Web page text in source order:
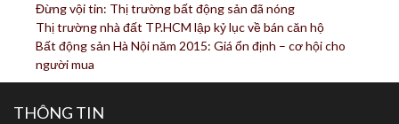
Đừng vội tin: Thị trường bất động sản đã nóng
Thị trường nhà đất TP.HCM lập kỷ lục về bán căn hộ
Bất động sản Hà Nội năm 2015: Giá ổn định – cơ hội cho
người mua
THÔNG TIN